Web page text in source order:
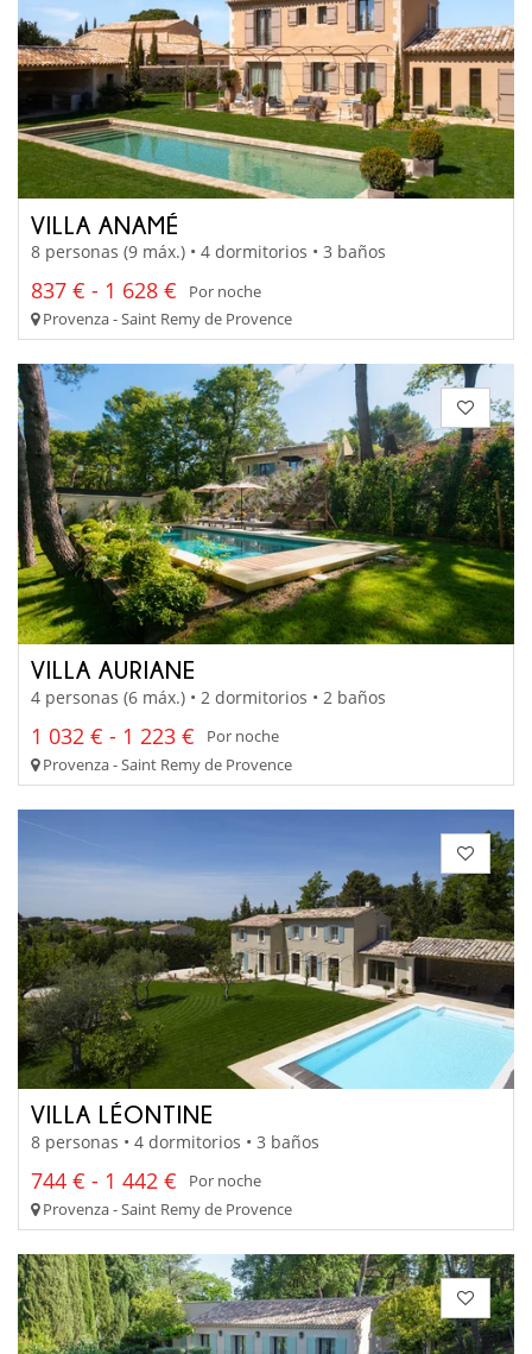
VILLA ANAMÉ
8 personas (9 máx.) • 4 dormitorios • 3 baños
837 € - 1 628 €
Por noche
Provenza - Saint Remy de Provence
VILLA AURIANE
4 personas (6 máx.) • 2 dormitorios • 2 baños
1 032 € - 1 223 €
Por noche
Provenza - Saint Remy de Provence
VILLA LÉONTINE
8 personas • 4 dormitorios • 3 baños
744 € - 1 442 €
Por noche
Provenza - Saint Remy de Provence